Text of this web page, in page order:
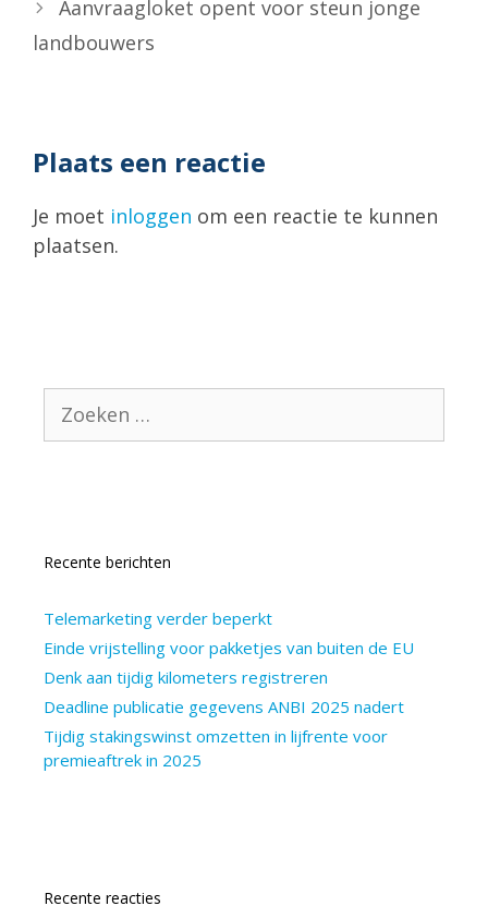
Aanvraagloket opent voor steun jonge
landbouwers
Plaats een reactie
Je moet inloggen om een reactie te kunnen
plaatsen.
naar:
Recente berichten
Telemarketing verder beperkt
Einde vrijstelling voor pakketjes van buiten de EU
Denk aan tijdig kilometers registreren
Deadline publicatie gegevens ANBI 2025 nadert
Tijdig stakingswinst omzetten in lijfrente voor
premieaftrek in 2025
Recente reacties